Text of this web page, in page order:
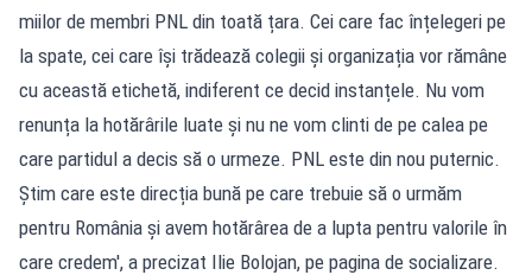
miilor de membri PNL din toată țara. Cei care fac înțelegeri pe
la spate, cei care își trădează colegii și organizația vor rămâne
cu această etichetă, indiferent ce decid instanțele. Nu vom
renunța la hotărârile luate și nu ne vom clinti de pe calea pe
care partidul a decis să o urmeze. PNL este din nou puternic.
Știm care este direcția bună pe care trebuie să o urmăm
pentru România și avem hotărârea de a lupta pentru valorile în
care credem', a precizat Ilie Bolojan, pe pagina de socializare.